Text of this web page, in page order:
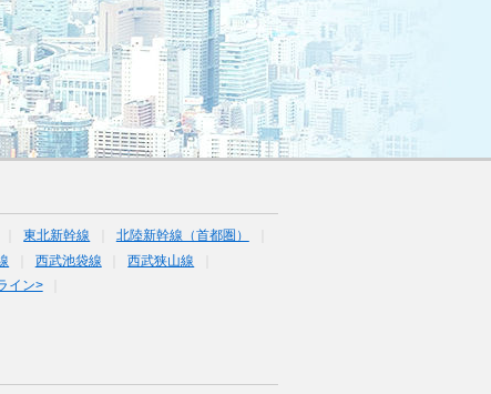
東北新幹線
北陸新幹線（首都圏）
西武池袋線
西武狭山線
イン>